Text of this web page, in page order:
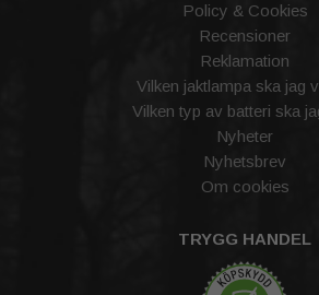
Policy & Cookies
Recensioner
Reklamation
Vilken jaktlampa ska jag
Vilken typ av batteri ska
Nyheter
Nyhetsbrev
Om cookies
TRYGG HANDEL